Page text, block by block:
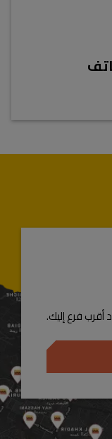
فرع إليك.